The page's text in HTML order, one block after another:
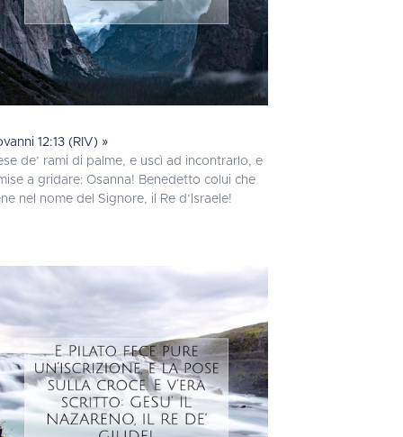
12:13 (RIV) »
de’ rami di palme, e uscì ad incontrarlo, e
a gridare: Osanna! Benedetto colui che
nel nome del Signore, il Re d’Israele!